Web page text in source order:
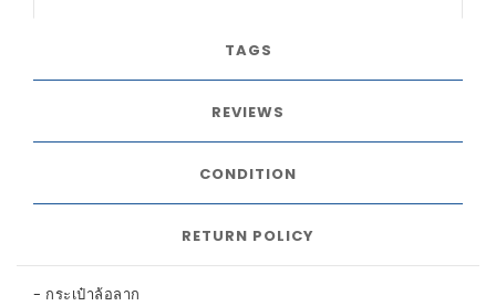
TAGS
REVIEWS
CONDITION
RETURN POLICY
- กระเป๋าล้อลาก